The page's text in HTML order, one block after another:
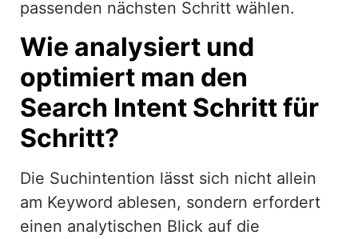
passenden nächsten Schritt wählen.
Wie analysiert und
optimiert man den
Search Intent Schritt für
Schritt?
Die Suchintention lässt sich nicht allein
am Keyword ablesen, sondern erfordert
einen analytischen Blick auf die